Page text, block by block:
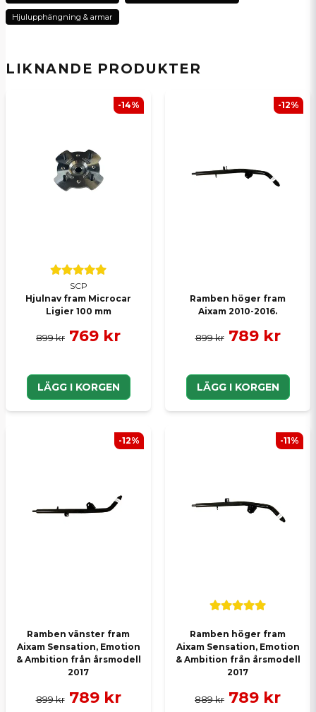
LIKNANDE PRODUKTER
SCP
Hjulnav fram Microcar
Ligier 100 mm
899 kr 769 kr
LÄGG I KORGEN
-14%
Ramben höger fram
Aixam 2010-2016.
899 kr 789 kr
LÄGG I KORGEN
-12%
Ramben vänster fram
Aixam Sensation, Emotion
& Ambition från årsmodell
2017
899 kr 789 kr
-12%
Ramben höger fram
Aixam Sensation, Emotion
& Ambition från årsmodell
2017
889 kr 789 kr
-11%
Hjulupphängning & armar